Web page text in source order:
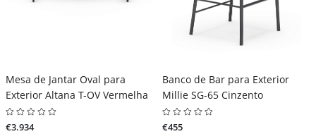
Mesa de Jantar Oval para
Exterior Altana T-OV Vermelha
€3.934
Banco de Bar para Exterior
Millie SG-65 Cinzento
€455